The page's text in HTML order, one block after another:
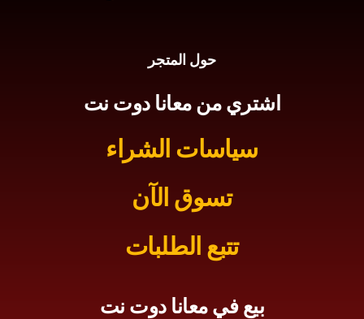
حول المتجر
اشتري من معانا دوت نت
سياسات الشراء
تسوق الآن
تتبع الطلبات
بيع في معانا دوت نت